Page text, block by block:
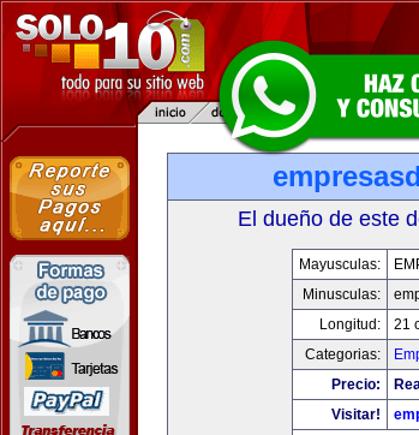
El dueño de este
Mayusculas:
Minusculas:
Longitud:
21
Categorias:
Precio:
Visitar!